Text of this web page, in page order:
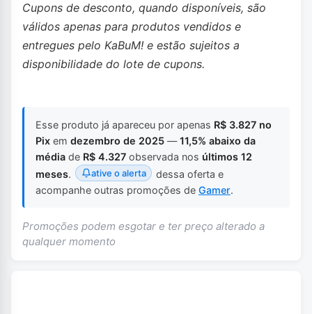
Cupons de desconto, quando disponíveis, são
válidos apenas para produtos vendidos e
entregues pelo KaBuM! e estão sujeitos a
disponibilidade do lote de cupons.
Esse produto já apareceu por apenas R$ 3.827 no
Pix em dezembro de 2025 —11,5% abaixo da
média de R$ 4.327 observada nos últimos 12
meses. ative o alerta
dessa oferta e
acompanhe outras promoções de Gamer.
Promoções podem esgotar e ter preço alterado a
qualquer momento